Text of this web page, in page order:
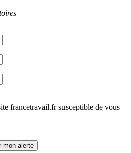
francetravail.fr susceptible de vous
mon alerte